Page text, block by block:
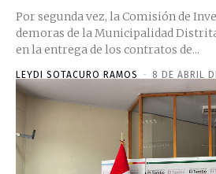
Por segunda vez, la Comisión de
demoras de la Municipalidad
en la entrega de los contratos de...
LEYDI SOTACURO RAMOS - 8 DE ABRIL